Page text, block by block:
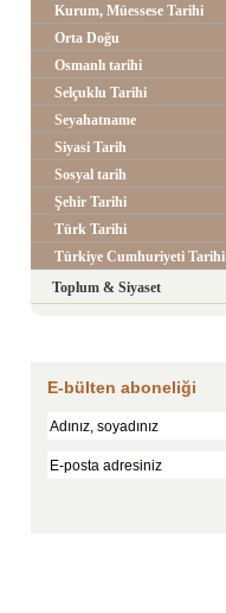
Kurum, Müessese Tarihi
Orta Doğu
Osmanlı tarihi
Selçuklu Tarihi
Seyahatname
Siyasi Tarih
Sosyal tarih
Şehir Tarihi
Türk Tarihi
Türkiye Cumhuriyeti Tarihi
Toplum & Siyaset
E-bülten aboneliği